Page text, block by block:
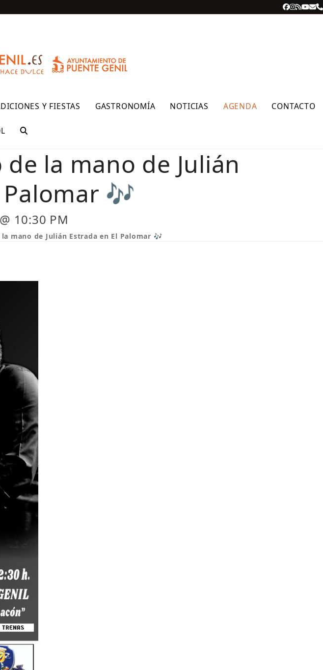
Facebook
RSS
Y FIESTAS GASTRONOMÍA NOTICIAS AGENDA CONTACTO
la mano de Julián
Palomar 🎶
10:30 PM
mano de Julián Estrada en El Palomar 🎶